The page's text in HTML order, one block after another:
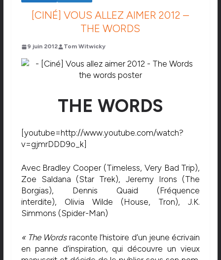
[CINÉ] VOUS ALLEZ AIMER 2012 –
THE WORDS
9 juin 2012 Tom Witwicky
THE WORDS
[youtube=http://www.youtube.com/watch?
v=gjmrDDD9o_k]
Avec Bradley Cooper (Timeless, Very Bad Trip),
Zoe Saldana (Star Trek), Jeremy Irons (The
Borgias), Dennis Quaid (Fréquence
interdite), Olivia Wilde (House, Tron), J.K.
Simmons (Spider-Man)
« The Wordsraconte l’histoire d’un jeune écrivain
en panne d’inspiration, qui découvre un vieux